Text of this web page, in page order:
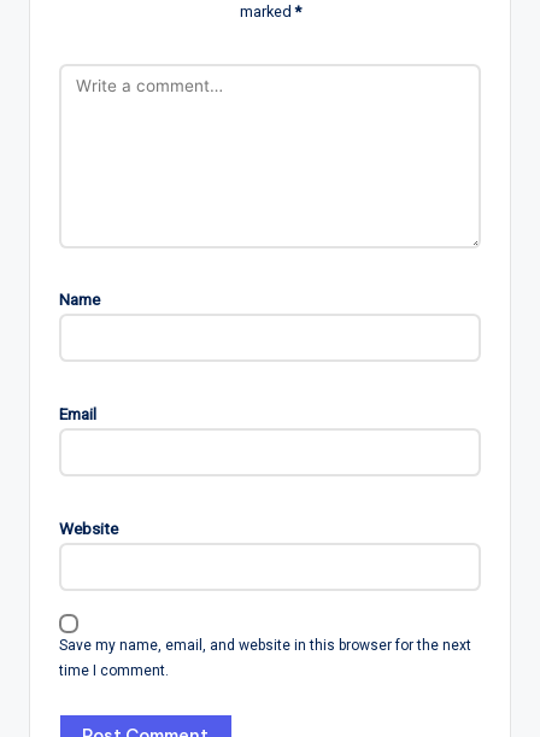
marked*
Name
Email
Website
Save my name, email, and website in this browser for the next
time I comment.